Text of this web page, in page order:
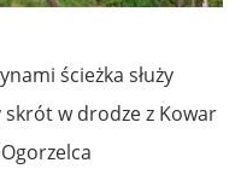
ścieżka służy
skrót w drodze z Kowar